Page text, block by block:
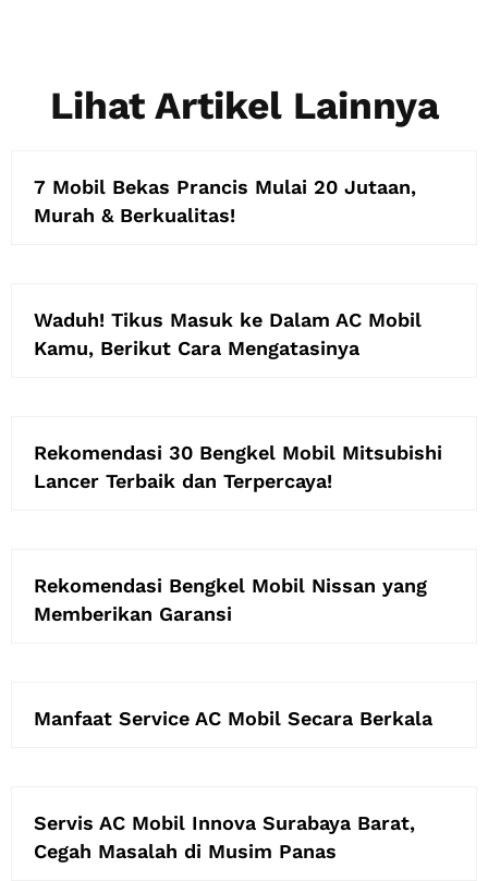
Lihat Artikel Lainnya
7 Mobil Bekas Prancis Mulai 20 Jutaan,
Murah & Berkualitas!
Waduh! Tikus Masuk ke Dalam AC Mobil
Kamu, Berikut Cara Mengatasinya
Rekomendasi 30 Bengkel Mobil Mitsubishi
Lancer Terbaik dan Terpercaya!
Rekomendasi Bengkel Mobil Nissan yang
Memberikan Garansi
Manfaat Service AC Mobil Secara Berkala
Servis AC Mobil Innova Surabaya Barat,
Cegah Masalah di Musim Panas